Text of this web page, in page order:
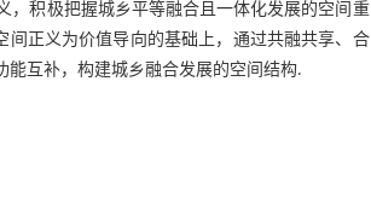
，积极把握城乡平等融合且一体化发展的空间重
正义为价值导向的基础上，通过共融共享、合
互补，构建城乡融合发展的空间结构.